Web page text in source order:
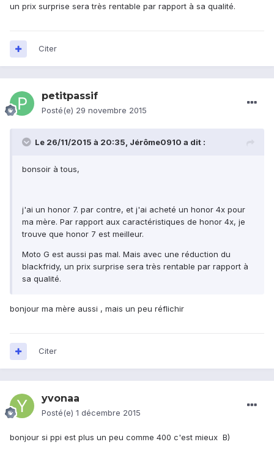
un prix surprise sera très rentable par rapport à sa qualité.
Citer
petitpassif
Posté(e) 29 novembre 2015
Le 26/11/2015 à 20:35, Jérôme0910 a dit :
bonsoir à tous,
j'ai un honor 7. par contre, et j'ai acheté un honor 4x pour
ma mère. Par rapport aux caractéristiques de honor 4x, je
trouve que honor 7 est meilleur.
Moto G est aussi pas mal. Mais avec une réduction du
blackfridy, un prix surprise sera très rentable par rapport à
sa qualité.
bonjour ma mère aussi , mais un peu réflichir
Citer
yvonaa
Posté(e) 1 décembre 2015
bonjour si ppi est plus un peu comme 400 c'est mieux B)